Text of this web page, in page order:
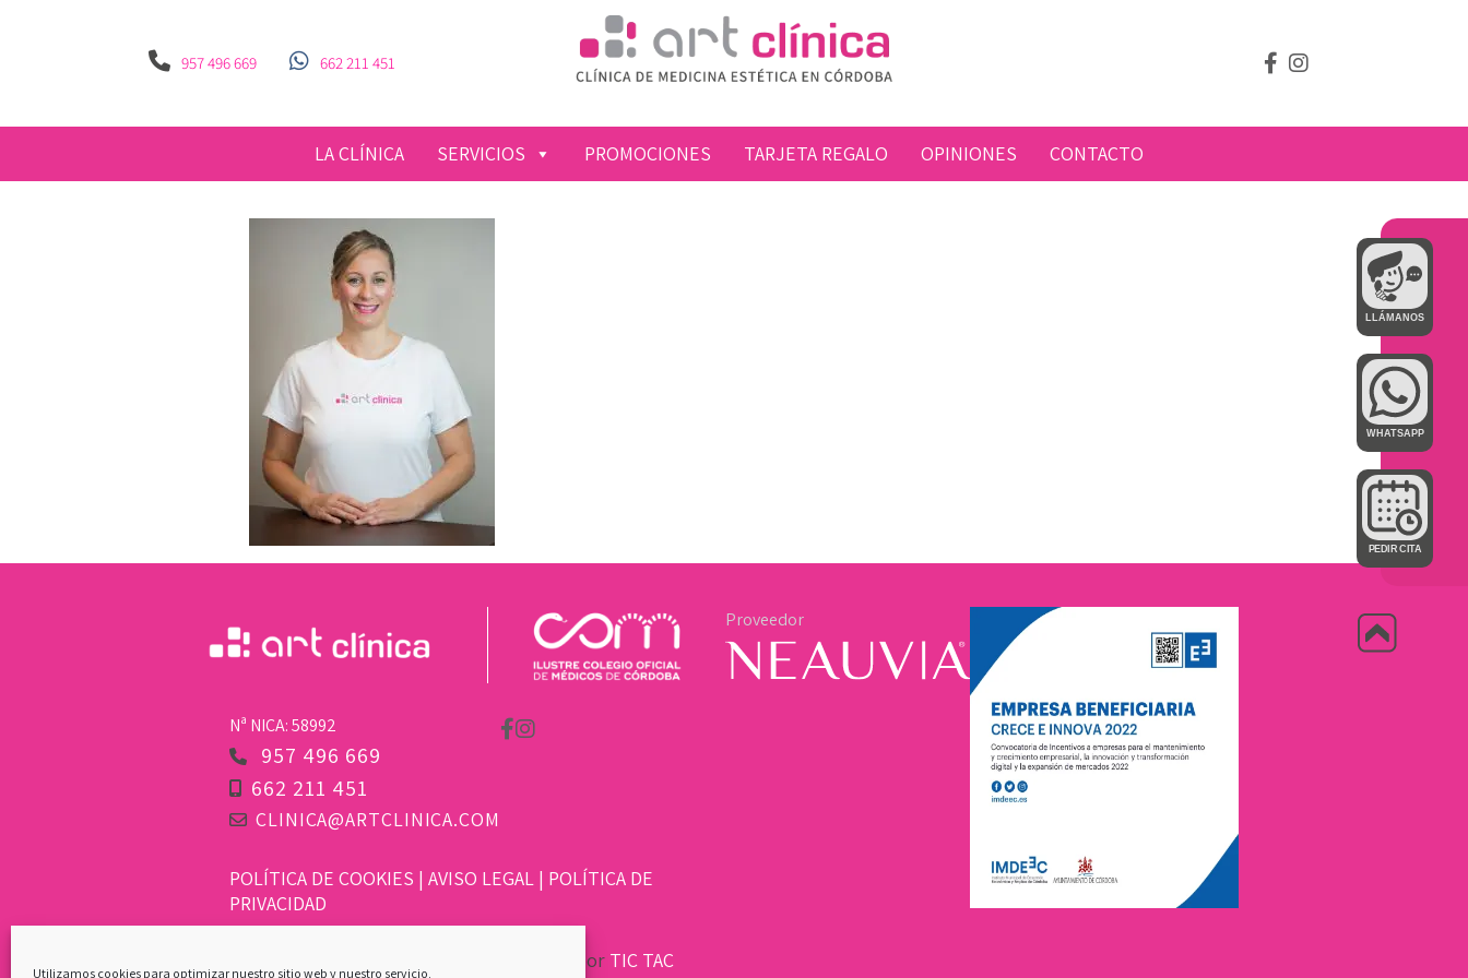
Utilizamos cookies para optimizar nuestro sitio web y nuestro servicio.
957 496 669 662 211 451
LA CLÍNICA SERVICIOS PROMOCIONES TARJETA REGALO OPINIONES CONTACTO
LLÁMANOS
WHATSAPP
PEDIR CITA
Nª NICA: 58992
957 496 669
662 211 451
CLINICA@ARTCLINICA.COM
POLÍTICA DE COOKIES | AVISO LEGAL | POLÍTICA DE
PRIVACIDAD
Copyright 2023 | Diseñado y Desarrollado por TIC TAC
Proveedor